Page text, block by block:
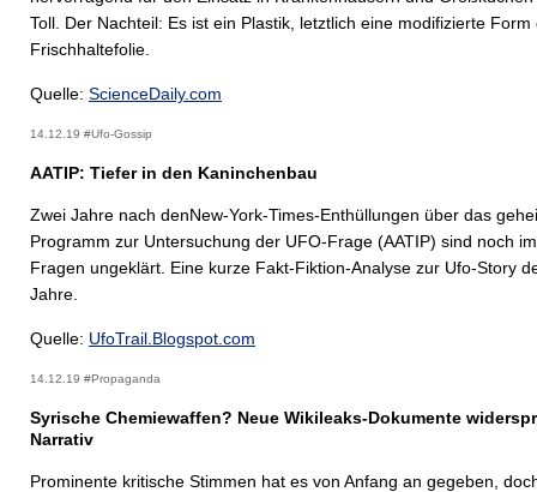
Toll. Der Nachteil: Es ist ein Plastik, letztlich eine modifizierte Form
Frischhaltefolie.
Quelle: ScienceDaily.com
14.12.19 #Ufo-Gossip
AATIP: Tiefer in den Kaninchenbau
Zwei Jahre nach denNew-York-Times-Enthüllungen über das
Programm zur Untersuchung der UFO-Frage (AATIP) sind noch
Fragen ungeklärt. Eine kurze Fakt-Fiktion-Analyse zur Ufo-Story
Jahre.
Quelle: UfoTrail.Blogspot.com
14.12.19 #Propaganda
Syrische Chemiewaffen? Neue Wikileaks-Dokumente
Narrativ
Prominente kritische Stimmen hat es von Anfang an gegeben,